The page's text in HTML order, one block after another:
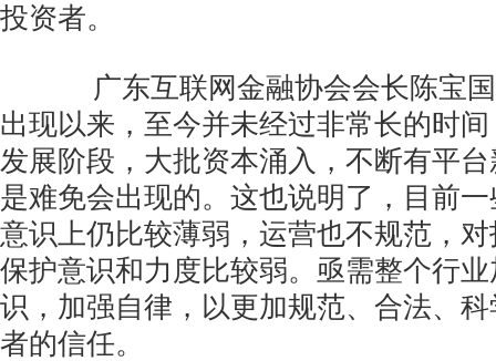
投资者。
广东互联网金融协会会长陈宝国
出现以来，至今并未经过非常长的时
发展阶段，大批资本涌入，不断有平台
是难免会出现的。这也说明了，目前
意识上仍比较薄弱，运营也不规范，
保护意识和力度比较弱。亟需整个行
识，加强自律，以更加规范、合法、
者的信任。